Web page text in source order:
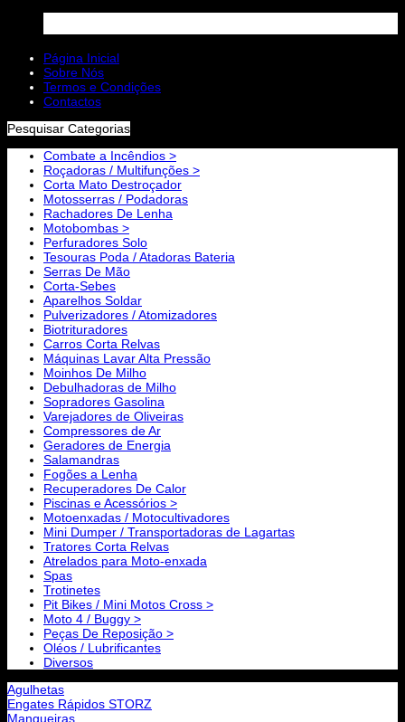
Página Inicial
Sobre Nós
Termos e Condições
Contactos
Pesquisar Categorias
Combate a Incêndios >
Roçadoras / Multifunções >
Corta Mato Destroçador
Motosserras / Podadoras
Rachadores De Lenha
Motobombas >
Perfuradores Solo
Tesouras Poda / Atadoras Bateria
Serras De Mão
Corta-Sebes
Aparelhos Soldar
Pulverizadores / Atomizadores
Biotrituradores
Carros Corta Relvas
Máquinas Lavar Alta Pressão
Moinhos De Milho
Debulhadoras de Milho
Sopradores Gasolina
Varejadores de Oliveiras
Compressores de Ar
Geradores de Energia
Salamandras
Fogões a Lenha
Recuperadores De Calor
Piscinas e Acessórios >
Motoenxadas / Motocultivadores
Mini Dumper / Transportadoras de Lagartas
Tratores Corta Relvas
Atrelados para Moto-enxada
Spas
Trotinetes
Pit Bikes / Mini Motos Cross >
Moto 4 / Buggy >
Peças De Reposição >
Oléos / Lubrificantes
Diversos
Agulhetas
Engates Rápidos STORZ
Mangueiras